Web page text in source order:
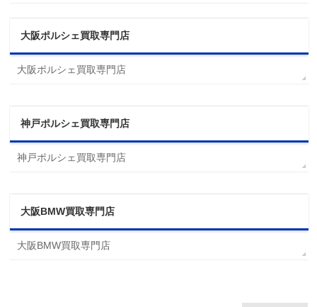
大阪ポルシェ買取専門店
大阪ポルシェ買取専門店
神戸ポルシェ買取専門店
神戸ポルシェ買取専門店
大阪BMW買取専門店
大阪BMW買取専門店